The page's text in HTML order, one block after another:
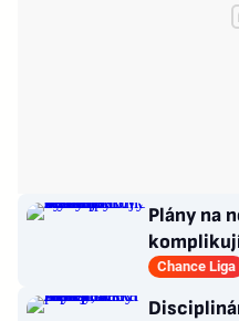
Plány na
narušuje
Chance Liga